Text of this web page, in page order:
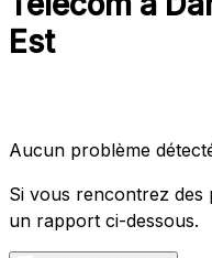
Est
Aucun problème
Si vous rencontrez des
un rapport ci-dessous.